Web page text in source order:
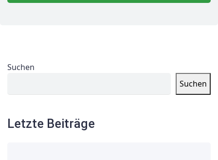
Suchen
Suchen
Letzte Beiträge